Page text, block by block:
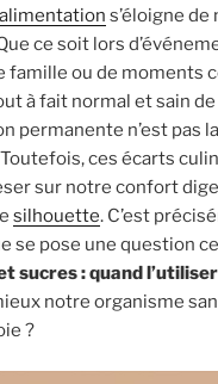
alimentation s’éloigne de
ce soit lors
famille ou de moments
à fait normal et sain
permanente n’est pas la
ces écarts
sur notre confort
silhouette. C’est
se pose une question
sucres : quand l’utiliser
notre organisme
?